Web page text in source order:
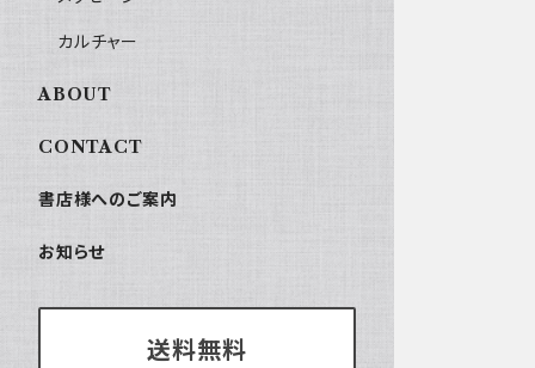
カルチャー
ABOUT
CONTACT
書店様へのご案内
お知らせ
送料無料